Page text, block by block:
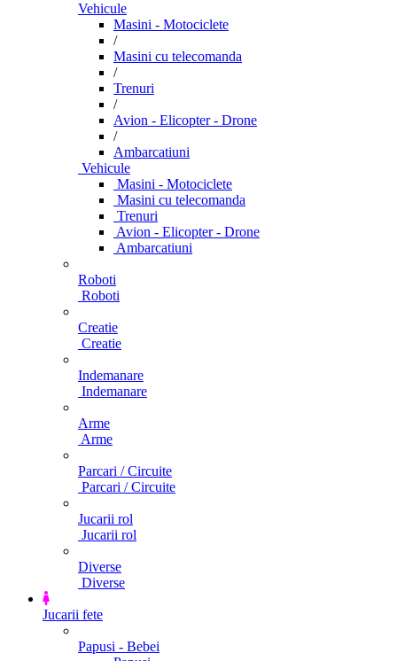
Vehicule
Masini - Motociclete
/
Masini cu telecomanda
/
Trenuri
/
Avion - Elicopter - Drone
/
Ambarcatiuni
Vehicule
Masini - Motociclete
Masini cu telecomanda
Trenuri
Avion - Elicopter - Drone
Ambarcatiuni
Roboti
Roboti
Creatie
Creatie
Indemanare
Indemanare
Arme
Arme
Parcari / Circuite
Parcari / Circuite
Jucarii rol
Jucarii rol
Diverse
Diverse
Jucarii fete
Papusi - Bebei